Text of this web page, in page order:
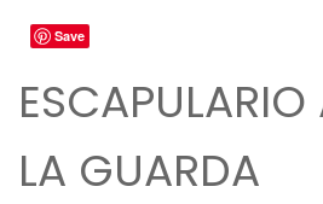
Save
LA GUARDA